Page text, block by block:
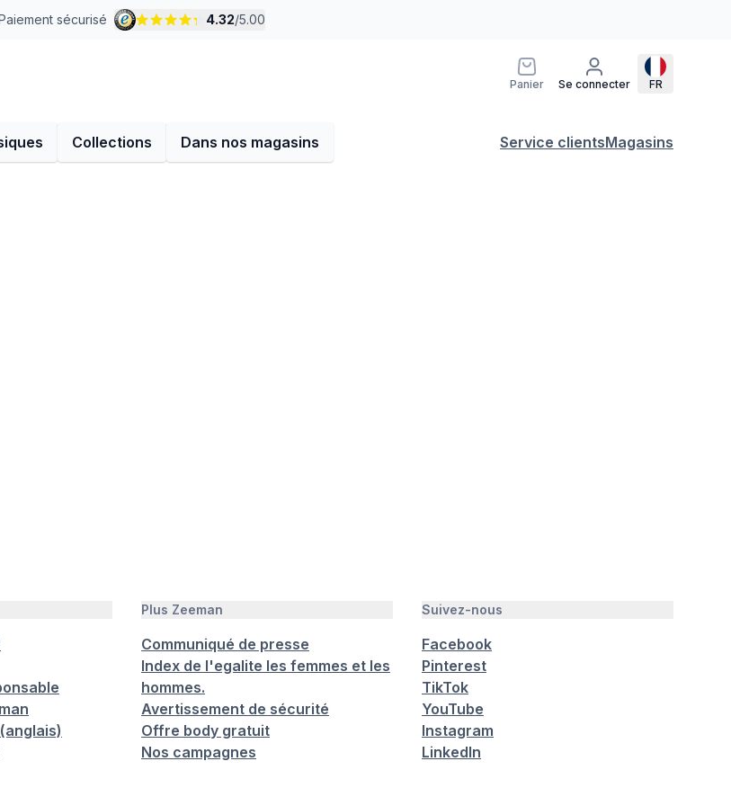
sécurisé 4.32/5.00
Panier Se connecter FR
Collections Dans nos magasins Service clientsMagasins
Plus Zeeman
Communiqué de presse
Index de l'egalite les femmes et les
hommes.
Avertissement de sécurité
Offre body gratuit
Nos campagnes
Suivez-nous
Facebook
Pinterest
TikTok
YouTube
Instagram
LinkedIn